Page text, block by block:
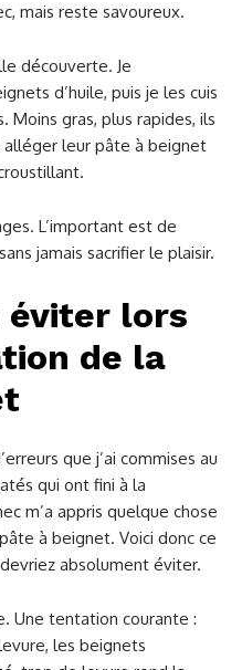
mais reste savoureux.
découverte. Je
d’huile, puis je les cuis
Moins gras, plus rapides, ils
alléger leur pâte à beignet
L’important est de
jamais sacrifier le plaisir.
éviter lors
de la
que j’ai commises au
qui ont fini à la
m’a appris quelque chose
à beignet. Voici donc ce
absolument éviter.
Une tentation courante :
les beignets